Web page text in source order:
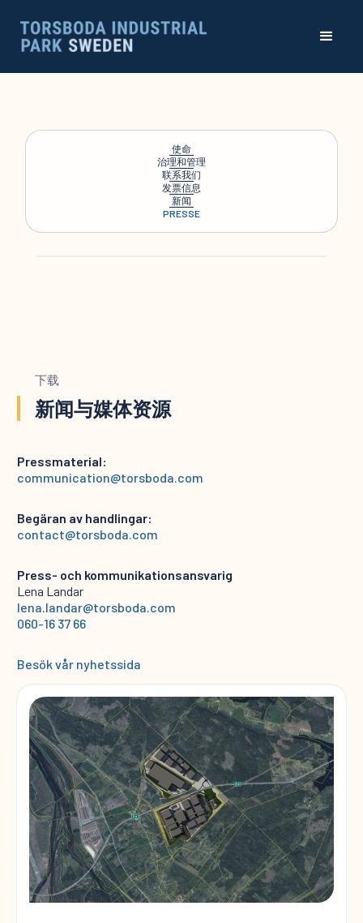
使命
治理和管理
联系我们
发票信息
新闻
PRESSE
下载
新闻与媒体资源
Pressmaterial:
communication@torsboda.com
Begäran av handlingar:
contact@torsboda.com
Press- och kommunikationsansvarig
Lena Landar
lena.landar@torsboda.com
060-16 37 66
Besök vår nyhetssida